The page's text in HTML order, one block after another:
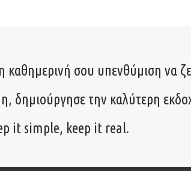
καθημερινή σου υπενθύμιση να
δημιούργησε την καλύτερη
it simple, keep it real.